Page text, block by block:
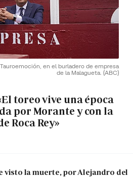
en el burladero de empresa
de la Malagueta. (ABC)
toreo vive una época
por Morante y con la
Roca Rey»
visto la muerte, por Alejandro del